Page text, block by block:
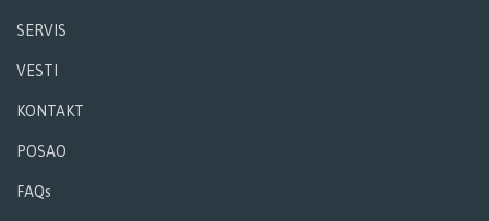
SERVIS
VESTI
KONTAKT
POSAO
FAQs